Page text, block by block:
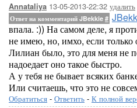
Annataliya 13-05-2013-22:32 удалить
Ответ на комментарий JBekkie #
впала. :)) На самом деле, я
не имею, но, имхо, если
Лилиан было, это для меня не
надоедает оно такое быстро.
А у тебя не бывает всяких
Или считаешь, что это не
Обратиться - Ответить - К полной